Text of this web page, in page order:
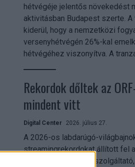
hétvégéje jelentős növekedést
aktivitásban Budapest szerte.
kiderül, hogy a nemzetközi
versenyhétvégén 26%-kal
hétvégéhez viszonyítva. A
Rekordok dőltek az
mindent vitt
Digital Center 2026. július 27.
A 2026-os labdarúgó-
streamingrekordokat állított fel
közszolgálati műsorszolgáltató,